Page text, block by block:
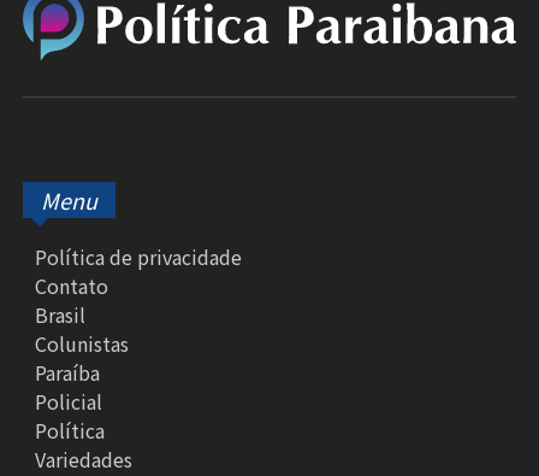
Menu
Política de privacidade
Contato
Brasil
Colunistas
Paraíba
Policial
Política
Variedades